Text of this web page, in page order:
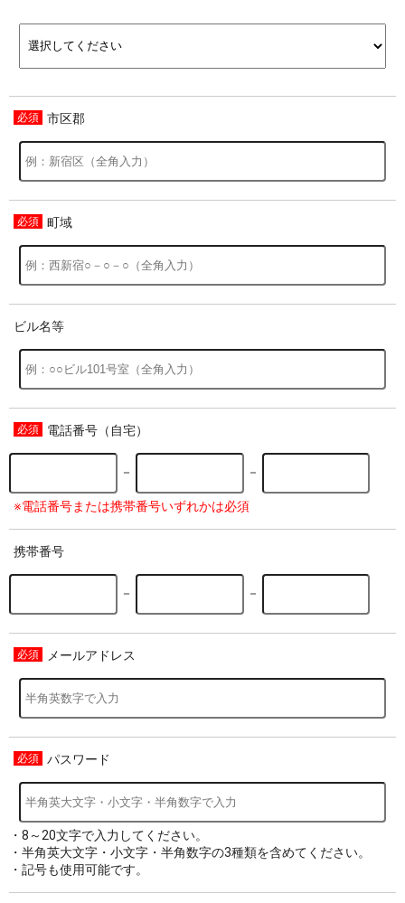
過去の特集をすべて見る>>
市区郡
町域
ビル名等
電話番号（自宅）
－ －
※電話番号または携帯番号いずれかは必須
携帯番号
－ －
メールアドレス
パスワード
・8～20文字で入力してください。
・半角英大文字・小文字・半角数字の3種類を含めてください。
・記号も使用可能です。